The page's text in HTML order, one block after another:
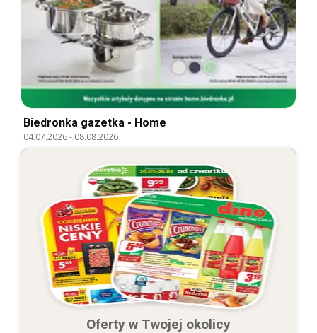
Biedronka gazetka - Home
04.07.2026- 08.08.2026
Oferty w Twojej okolicy